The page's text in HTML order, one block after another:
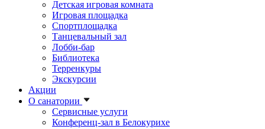
Детская игровая комната
Игровая площадка
Спортплощадка
Танцевальный зал
Лобби-бар
Библиотека
Терренкуры
Экскурсии
Акции
О санатории
Сервисные услуги
Конференц-зал в Белокурихе